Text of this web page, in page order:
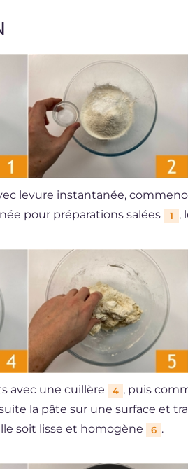
levure instantanée,
pour préparations salées
1 ,
avec une cuillère 4 , puis
la pâte sur une surface et
soit lisse et homogène
6 .